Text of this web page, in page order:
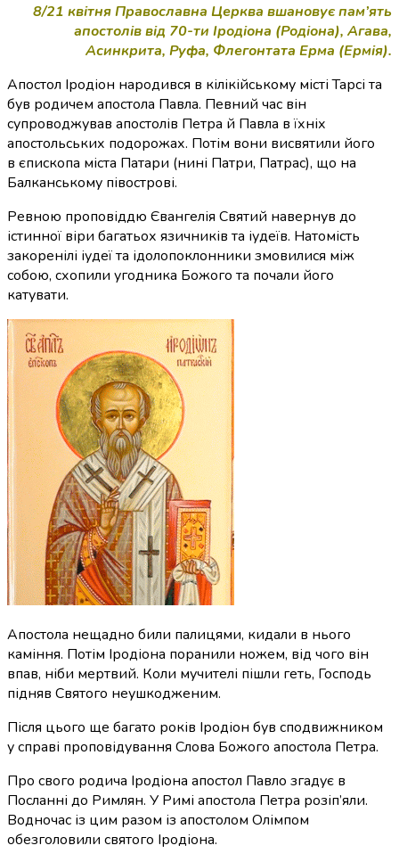
8/21 квітня Православна Церква вшановує пам’ять
апостолів від 70-ти Іродіона (Родіона), Агава,
Асинкрита, Руфа, Флегонтата Ерма (Ермія).
Апостол Іродіон народився в кілікійському місті Тарсі та
був родичем апостола Павла. Певний час він
супроводжував апостолів Петра й Павла в їхніх
апостольських подорожах. Потім вони висвятили його
в єпископа міста Патари (нині Патри, Патрас), що на
Балканському півострові.
Ревною проповіддю Євангелія Святий навернув до
істинної віри багатьох язичників та іудеїв. Натомість
закоренілі іудеї та ідолопоклонники змовилися між
собою, схопили угодника Божого та почали його
катувати.
Апостола нещадно били палицями, кидали в нього
каміння. Потім Іродіона поранили ножем, від чого він
впав, ніби мертвий. Коли мучителі пішли геть, Господь
підняв Святого неушкодженим.
Після цього ще багато років Іродіон був сподвижником
у справі проповідування Слова Божого апостола Петра.
Про свого родича Іродіона апостол Павло згадує в
Посланні до Римлян. У Римі апостола Петра розіп’яли.
Водночас із цим разом із апостолом Олімпом
обезголовили святого Іродіона.